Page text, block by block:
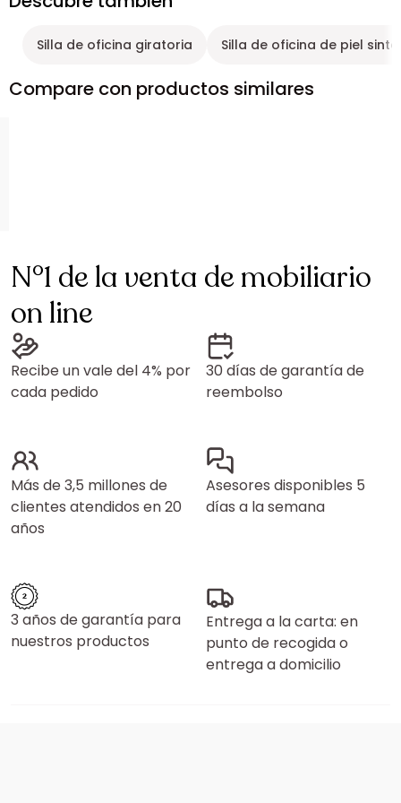
Silla de oficina giratoria Silla de oficina de piel
Compare con productos similares
N°1 de la venta de mobiliario
on line
Recibe un vale del 4% por
cada pedido
30 días de garantía de
reembolso
Más de 3,5 millones de
clientes atendidos en 20
años
Asesores disponibles 5
días a la semana
3 años de garantía para
nuestros productos
Entrega a la carta: en
punto de recogida o
entrega a domicilio